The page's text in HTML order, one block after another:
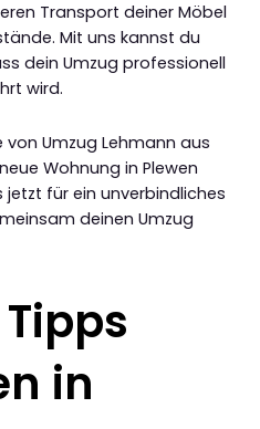
Transport deiner Möbel
Mit uns kannst du
dein Umzug professionell
wird.
Umzug Lehmann aus
Wohnung in Plewen
für ein unverbindliches
deinen Umzug
in